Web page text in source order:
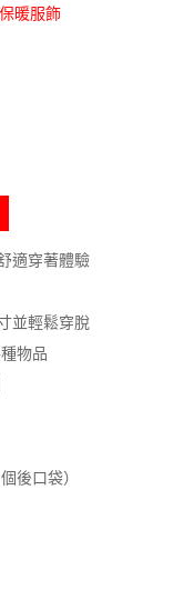
暖服飾
適穿著體驗
並輕鬆穿脫
物品
後口袋）